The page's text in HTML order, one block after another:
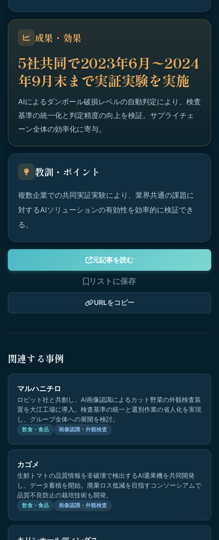
成果・効果
5社共同で2023年6月〜2024
年9月末まで実証実験を実施
AIによるダンボール破損レベルの自動判定により、検査
基準の統一化と判定精度の向上を検証。サプライチェ
ーン全体の効率化に寄与。
教訓・ポイント
複数企業での共同実証実験により、業界共通の課題に
対するAIソリューションの有効性を効率的に検証でき
る。
元記事を読む
リストに保存
URLをコピー
関連する事例
マルハニチロ
ロビット社と共創し、AI画像認識によるカット野菜の外観検査装
置を大江工場に導入。検査基準の統一と選別作業の省人化を実現
し、グループ全体への展開を検討。
飲食・食品 画像認識・外観検査
カゴメ
生鮮トマトの品質情報を非破壊で検出するAI選果機を共同開発
し、データ蓄積を開始。廃棄ロス低減を目指すコンソーシアムで
品質不良防止の栽培技術も開発。
飲食・食品 画像認識・外観検査